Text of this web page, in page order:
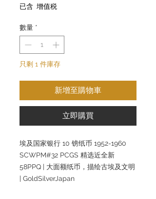
已含 增值税
數量 *
只剩 1 件庫存
新增至購物車
立即購買
埃及国家银行 10 镑纸币 1952-1960
SCWPM#32 PCGS 精选近全新
58PPQ | 大面额纸币，描绘古埃及文明
| GoldSilverJapan